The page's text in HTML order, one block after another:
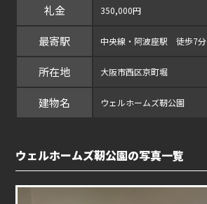
礼金 350,000円
最寄駅 中央線・阿波座駅 徒歩7分
所在地 大阪市西区京町堀
建物名 ウェルホームズ靭公園
ウェルホームズ靭公園の写真一覧